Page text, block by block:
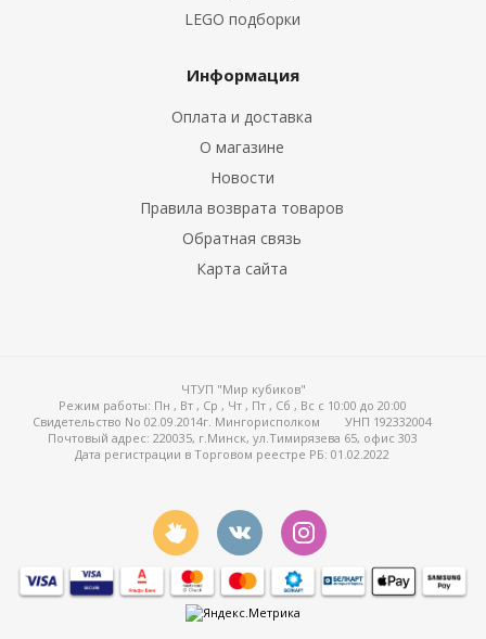
LEGO подборки
Информация
Оплата и доставка
О магазине
Новости
Правила возврата товаров
Обратная связь
Карта сайта
ЧТУП "Мир кубиков"
Режим работы: Пн , Вт , Ср , Чт , Пт , Сб , Вс c 10:00 до 20:00
Свидетельство No 02.09.2014г. Мингорисполком
УНП 192332004
Почтовый адрес: 220035, г.Минск, ул.Тимирязева 65, офис 303
Дата регистрации в Торговом реестре РБ: 01.02.2022